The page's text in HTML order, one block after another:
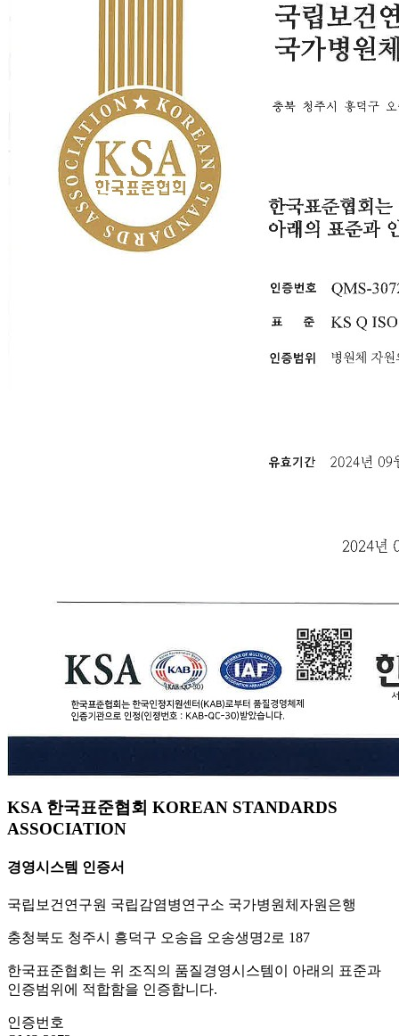
KSA 한국표준협회 KOREAN STANDARDS
ASSOCIATION
경영시스템 인증서
국립보건연구원 국립감염병연구소 국가병원체자원은행
충청북도 청주시 흥덕구 오송읍 오송생명2로 187
한국표준협회는 위 조직의 품질경영시스템이 아래의 표준과
인증범위에 적합함을 인증합니다.
인증번호